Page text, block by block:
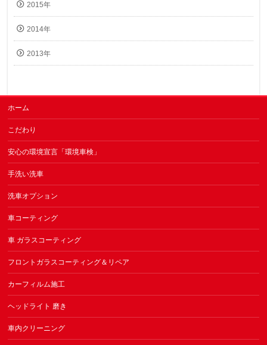
2015年
2014年
2013年
ホーム
こだわり
安心の環境宣言「環境車検」
手洗い洗車
洗車オプション
車コーティング
車 ガラスコーティング
フロントガラスコーティング＆リペア
カーフィルム施工
ヘッドライト 磨き
車内クリーニング